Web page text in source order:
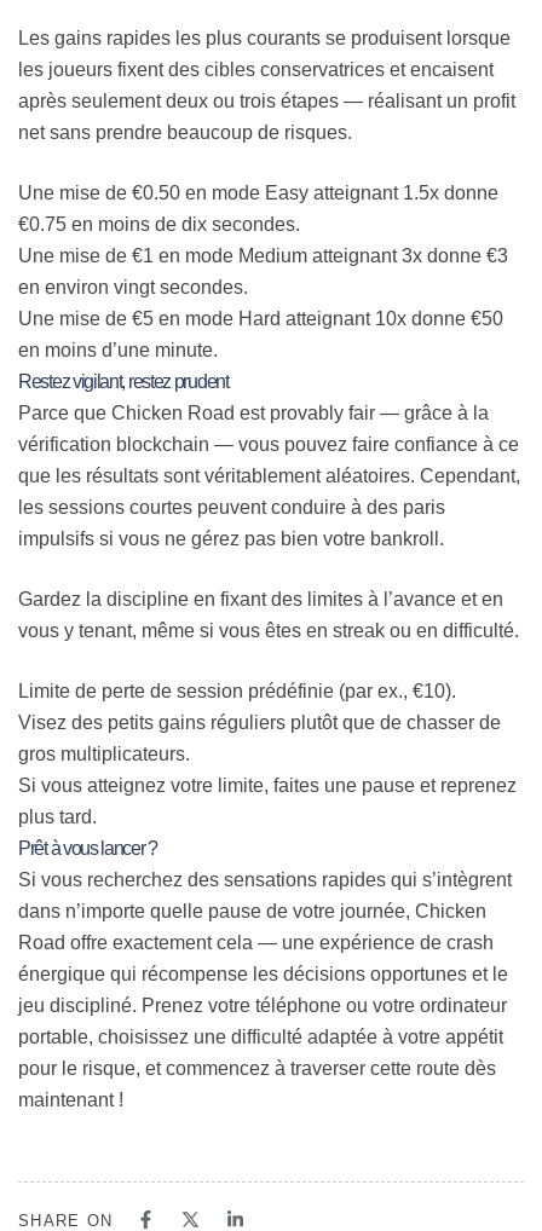
Les gains rapides les plus courants se produisent lorsque
les joueurs fixent des cibles conservatrices et encaisent
après seulement deux ou trois étapes — réalisant un profit
net sans prendre beaucoup de risques.
Une mise de €0.50 en mode Easy atteignant 1.5x donne
€0.75 en moins de dix secondes.
Une mise de €1 en mode Medium atteignant 3x donne €3
en environ vingt secondes.
Une mise de €5 en mode Hard atteignant 10x donne €50
en moins d’une minute.
Restez vigilant, restez prudent
Parce que Chicken Road est provably fair — grâce à la
vérification blockchain — vous pouvez faire confiance à ce
que les résultats sont véritablement aléatoires. Cependant,
les sessions courtes peuvent conduire à des paris
impulsifs si vous ne gérez pas bien votre bankroll.
Gardez la discipline en fixant des limites à l’avance et en
vous y tenant, même si vous êtes en streak ou en difficulté.
Limite de perte de session prédéfinie (par ex., €10).
Visez des petits gains réguliers plutôt que de chasser de
gros multiplicateurs.
Si vous atteignez votre limite, faites une pause et reprenez
plus tard.
Prêt à vous lancer ?
Si vous recherchez des sensations rapides qui s’intègrent
dans n’importe quelle pause de votre journée, Chicken
Road offre exactement cela — une expérience de crash
énergique qui récompense les décisions opportunes et le
jeu discipliné. Prenez votre téléphone ou votre ordinateur
portable, choisissez une difficulté adaptée à votre appétit
pour le risque, et commencez à traverser cette route dès
maintenant !
SHARE ON